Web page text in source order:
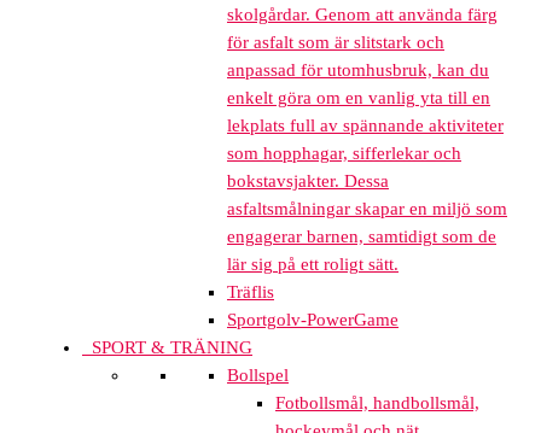
skolgårdar. Genom att använda färg
för asfalt som är slitstark och
anpassad för utomhusbruk, kan du
enkelt göra om en vanlig yta till en
lekplats full av spännande aktiviteter
som hopphagar, sifferlekar och
bokstavsjakter. Dessa
asfaltsmålningar skapar en miljö som
engagerar barnen, samtidigt som de
lär sig på ett roligt sätt.
Träflis
Sportgolv-PowerGame
SPORT & TRÄNING
Bollspel
Fotbollsmål, handbollsmål,